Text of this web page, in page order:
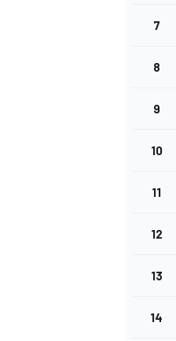
FÓRMULA E
7
8
9
10
11
12
13
14